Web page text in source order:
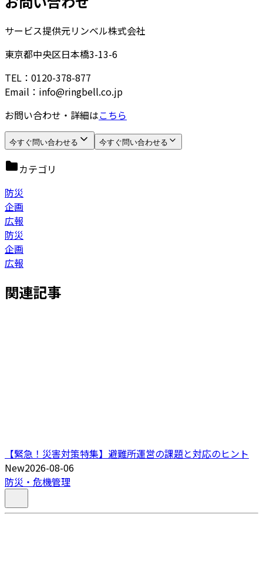
サービス提供元リンベル株式会社
東京都中央区日本橋3-13-6
TEL：0120-378-877
Email：info@ringbell.co.jp
お問い合わせ・詳細はこちら
今すぐ問い合わせる 今すぐ問い合わせる
カテゴリ
防災
企画
広報
防災
企画
広報
関連記事
【緊急！災害対策特集】避難所運営の課題と対応のヒント
New2026-08-06
防災・危機管理